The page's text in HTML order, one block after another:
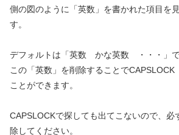
側の図のように「英数」を書かれた項目を
す。
デフォルトは「英数 かな英数 ・・・」で
この「英数」を削除することでCAPSLOCK
ことができます。
CAPSLOCKで探しても出てこないので、必
除してください。